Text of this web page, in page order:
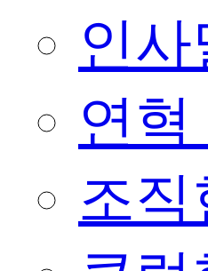
인사
연
조직